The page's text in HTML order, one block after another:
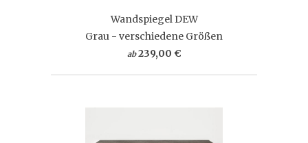
Wandspiegel DEW
Grau - verschiedene Größen
ab 239,00 €